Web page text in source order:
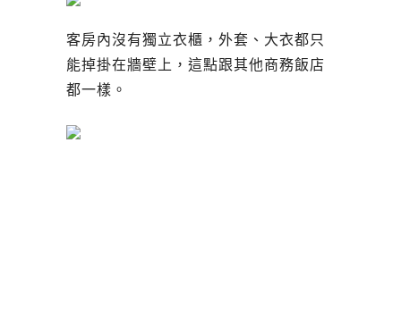
客房內沒有獨立衣櫃，外套、大衣都只
能掉掛在牆壁上，這點跟其他商務飯店
都一樣。